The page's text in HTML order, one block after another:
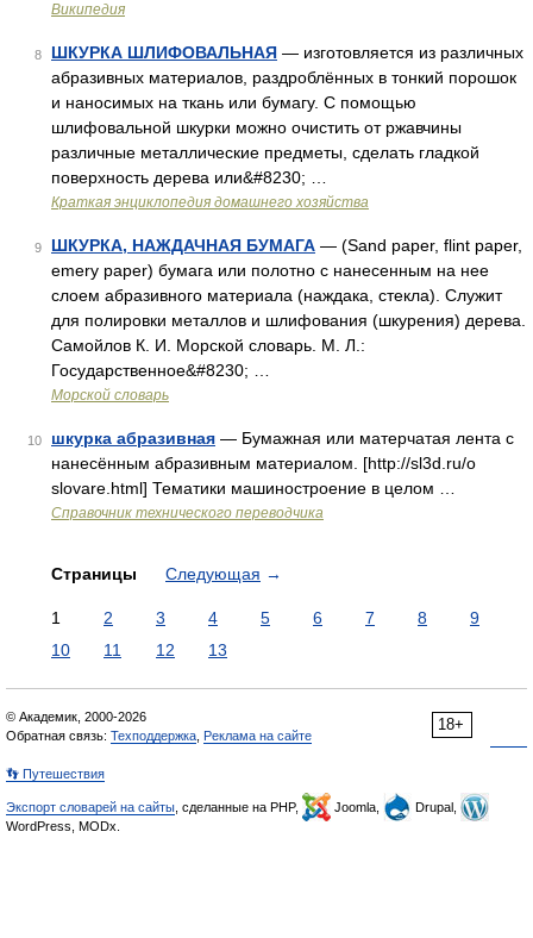
Википедия
8 ШКУРКА ШЛИФОВАЛЬНАЯ — изготовляется из различных
абразивных материалов, раздроблённых в тонкий порошок
и наносимых на ткань или бумагу. С помощью
шлифовальной шкурки можно очистить от ржавчины
различные металлические предметы, сделать гладкой
поверхность дерева или&#8230; …
Краткая энциклопедия домашнего хозяйства
9 ШКУРКА, НАЖДАЧНАЯ БУМАГА — (Sand paper, flint paper,
emery paper) бумага или полотно с нанесенным на нее
слоем абразивного материала (наждака, стекла). Служит
для полировки металлов и шлифования (шкурения) дерева.
Самойлов К. И. Морской словарь. М. Л.:
Государственное&#8230; …
Морской словарь
10 шкурка абразивная — Бумажная или матерчатая лента с
нанесённым абразивным материалом. [http://sl3d.ru/o
slovare.html] Тематики машиностроение в целом …
Справочник технического переводчика
Страницы Следующая →
1 2 3 4 5 6 7 8
9
10
11 12 13
18+
© Академик, 2000-2026
Обратная связь: Техподдержка Реклама на сайте
👣 Путешествия
Экспорт словарей на сайты , сделанные на PHP, Joomla,
Drupal,
WordPress, MODx.